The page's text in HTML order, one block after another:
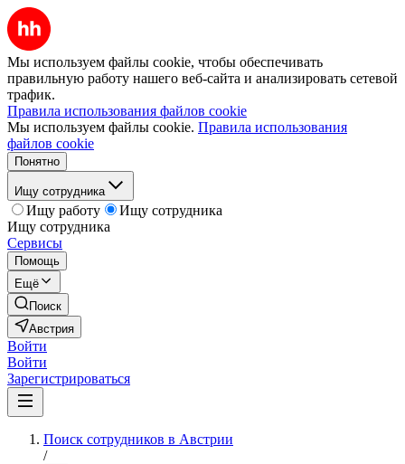
Мы используем файлы cookie, чтобы обеспечивать
правильную работу нашего веб-сайта и анализировать сетевой
трафик.
Правила использования файлов cookie
Мы используем файлы cookie. Правила использования
файлов cookie
Понятно
Ищу сотрудника
Ищу работу
Ищу сотрудника
Ищу сотрудника
Сервисы
Помощь
Ещё
Поиск
Австрия
Войти
Войти
Зарегистрироваться
Поиск сотрудников в Австрии
/